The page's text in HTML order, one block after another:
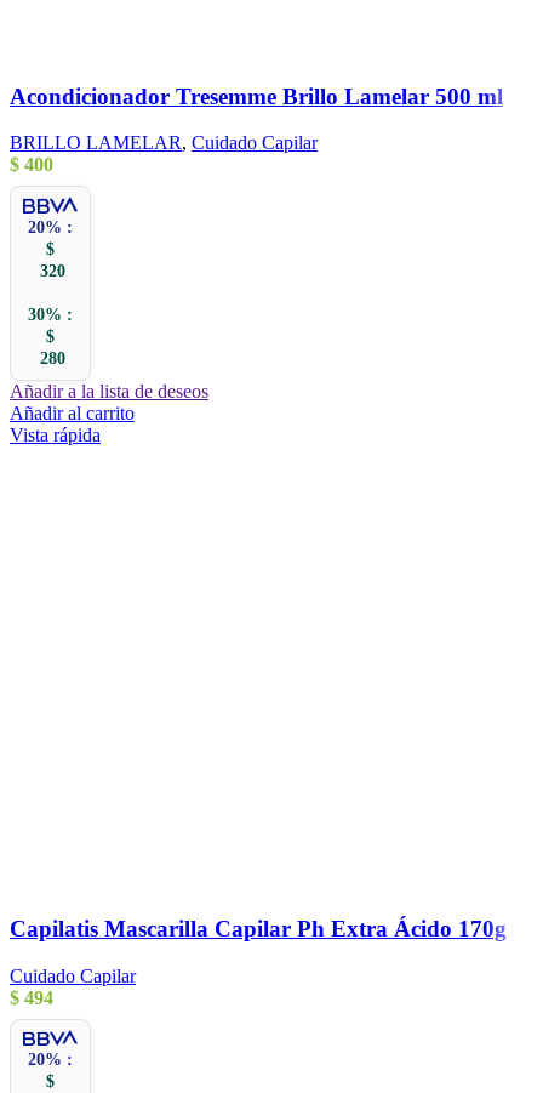
Acondicionador Tresemme Brillo Lamelar 500 ml
BRILLO LAMELAR, Cuidado Capilar
$ 400
20% :
$
320
30% :
$
280
Añadir a la lista de deseos
Añadir al carrito
Vista rápida
Capilatis Mascarilla Capilar Ph Extra Ácido 170g
Cuidado Capilar
$ 494
20% :
$